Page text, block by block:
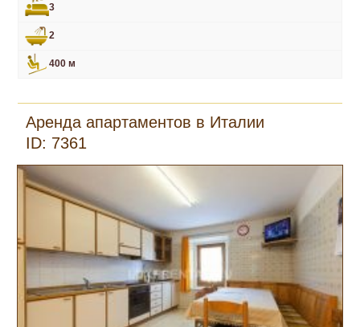
3
2
400 м
Аренда апартаментов в Италии
ID: 7361